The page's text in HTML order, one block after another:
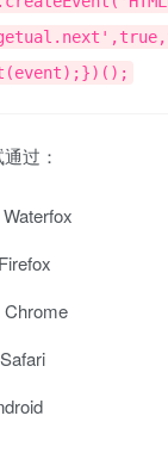
过：